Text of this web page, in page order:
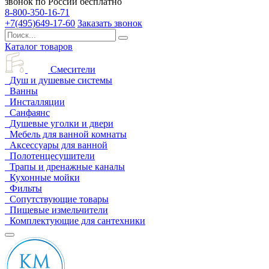
8-800-350-16-71
+7(495)649-17-60 Заказать звонок
Каталог товаров
Смесители
Душ и душевые системы
Ванны
Инсталляции
Санфаянс
Душевые уголки и двери
Мебель для ванной комнаты
Аксессуары для ванной
Полотенцесушители
Трапы и дренажные каналы
Кухонные мойки
Фильты
Сопутствующие товары
Пищевые измельчители
Комплектующие для сантехники